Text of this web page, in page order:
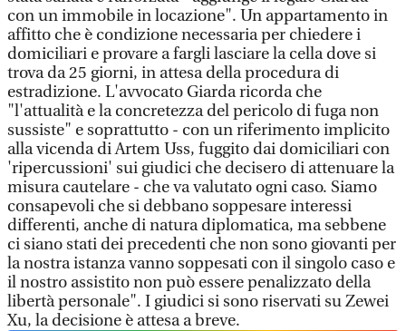
con un immobile in locazione". Un appartamento in
affitto che è condizione necessaria per chiedere i
domiciliari e provare a fargli lasciare la cella dove si
trova da 25 giorni, in attesa della procedura di
estradizione. L'avvocato Giarda ricorda che
"l'attualità e la concretezza del pericolo di fuga non
sussiste" e soprattutto - con un riferimento implicito
alla vicenda di Artem Uss, fuggito dai domiciliari con
'ripercussioni' sui giudici che decisero di attenuare la
misura cautelare - che va valutato ogni caso. Siamo
consapevoli che si debbano soppesare interessi
differenti, anche di natura diplomatica, ma sebbene
ci siano stati dei precedenti che non sono giovanti per
la nostra istanza vanno soppesati con il singolo caso e
il nostro assistito non può essere penalizzato della
libertà personale". I giudici si sono riservati su Zewei
Xu, la decisione è attesa a breve.